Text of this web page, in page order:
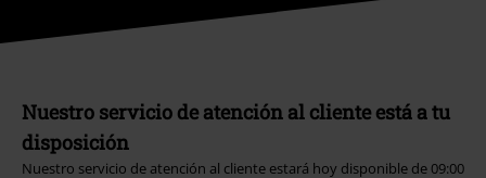
Nuestro servicio de atención al cliente está a tu
disposición
Nuestro servicio de atención al cliente estará hoy disponible de 09:00